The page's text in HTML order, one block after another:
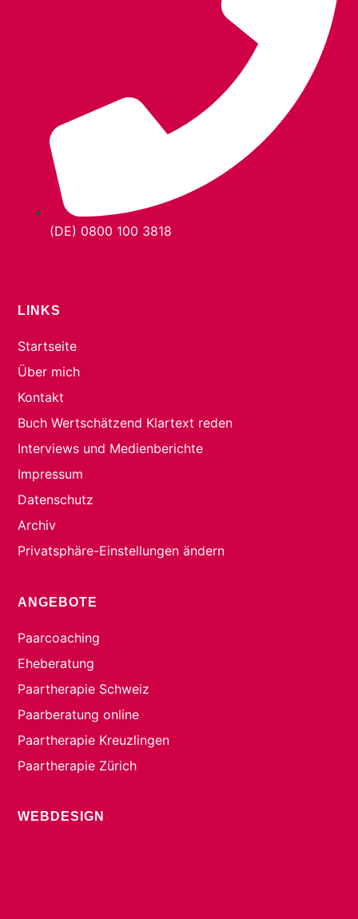
(DE) 0800 100 3818
LINKS
Startseite
Über mich
Kontakt
Buch Wertschätzend Klartext reden
Interviews und Medienberichte
Impressum
Datenschutz
Archiv
Privatsphäre-Einstellungen ändern
ANGEBOTE
Paarcoaching
Eheberatung
Paartherapie Schweiz
Paarberatung online
Paartherapie Kreuzlingen
Paartherapie Zürich
WEBDESIGN